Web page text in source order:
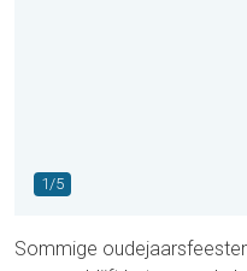
1/5
Sommige